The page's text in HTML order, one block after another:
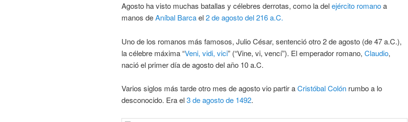
Agosto ha visto muchas batallas y célebres derrotas, como la delejército romanoa
manos deAníbal Barcael2 de agosto del 216 a.C.
Uno de los romanos más famosos, Julio César, sentenció otro 2 de agosto (de 47 a.C.),
la célebre máxima “Veni, vidi, vici” (“Vine, vi, vencí”). El emperador romano, Claudio,
nació el primer día de agosto del año 10 a.C.
Varios siglos más tarde otro mes de agosto vio partir aCristóbal Colón rumbo a lo
desconocido. Era el3 de agosto de 1492.